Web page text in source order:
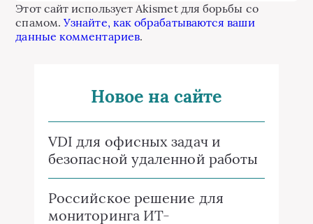
Этот сайт использует Akismet для борьбы со
спамом.Узнайте, как обрабатываются ваши
данные комментариев.
Новое на сайте
VDI для офисных задач и
безопасной удаленной работы
Российское решение для
мониторинга ИТ-